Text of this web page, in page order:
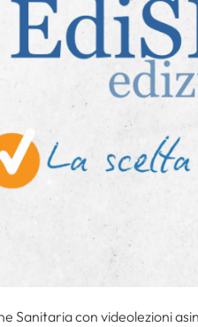
Sanitaria con videolezioni